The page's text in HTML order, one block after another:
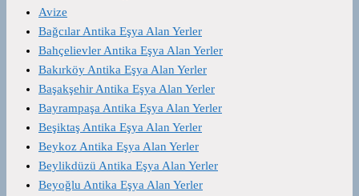
Avize
Bağcılar Antika Eşya Alan Yerler
Bahçelievler Antika Eşya Alan Yerler
Bakırköy Antika Eşya Alan Yerler
Başakşehir Antika Eşya Alan Yerler
Bayrampaşa Antika Eşya Alan Yerler
Beşiktaş Antika Eşya Alan Yerler
Beykoz Antika Eşya Alan Yerler
Beylikdüzü Antika Eşya Alan Yerler
Beyoğlu Antika Eşya Alan Yerler